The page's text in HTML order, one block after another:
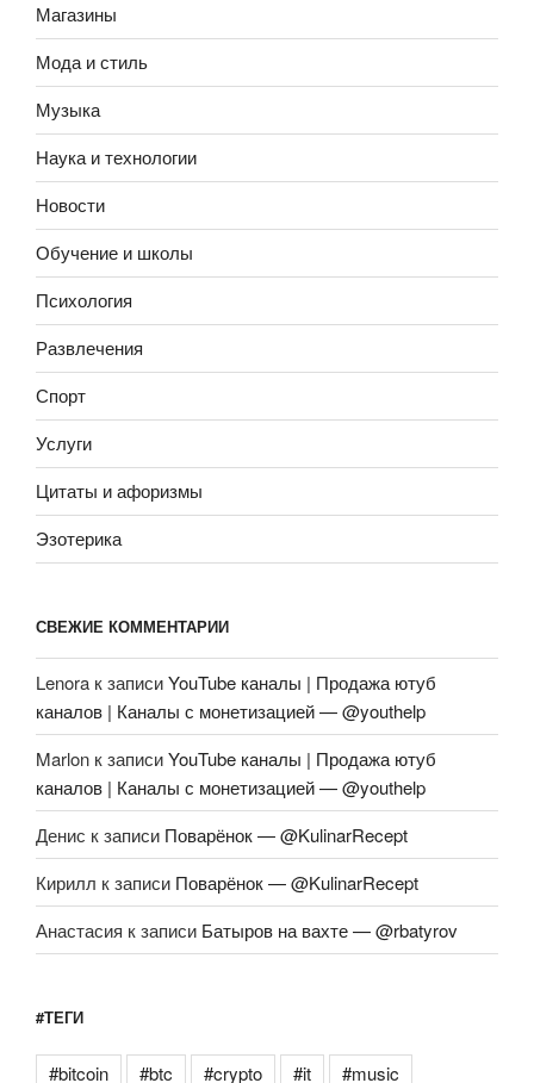
Магазины
Мода и стиль
Музыка
Наука и технологии
Новости
Обучение и школы
Психология
Развлечения
Спорт
Услуги
Цитаты и афоризмы
Эзотерика
СВЕЖИЕ КОММЕНТАРИИ
Lenora к записиYouTube каналы | Продажа ютуб
каналов | Каналы с монетизацией — @youthelp
Marlon к записиYouTube каналы | Продажа ютуб
каналов | Каналы с монетизацией — @youthelp
Денис к записи Поварёнок — @KulinarRecept
Кирилл к записи Поварёнок — @KulinarRecept
Анастасия к записи Батыров на вахте — @rbatyrov
#ТЕГИ
#bitcoin #btc #crypto #it #music